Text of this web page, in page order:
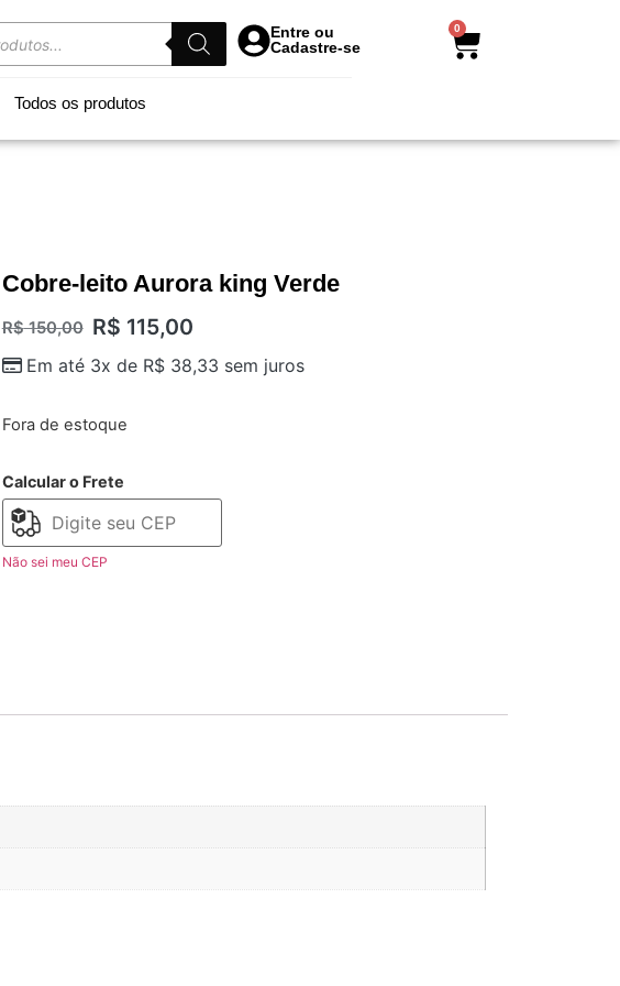
Entre ou
Cadastre-se
0
Todos os produtos
Cobre-leito Aurora king Verde
R$150,00 R$ 115,00
Em até 3x de R$38,33 sem juros
Fora de estoque
Calcular o Frete
Não sei meu CEP